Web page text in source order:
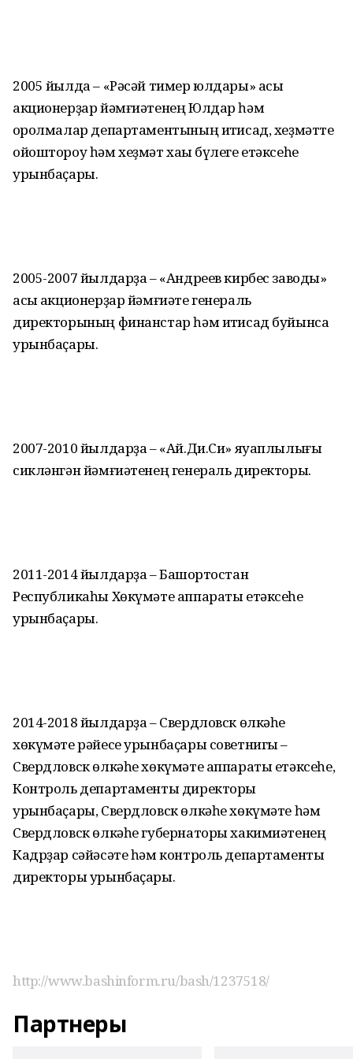
2005 йылда – «Рәсәй тимер юлдары» асыҡ
акционерҙар йәмғиәтенең Юлдар һәм
ҡоролмалар департаментының иҡтисад, хеҙмәтте
ойоштороу һәм хеҙмәт хаҡы бүлеге етәксеһе
урынбаҫары.
2005-2007 йылдарҙа – «Андреев кирбес заводы»
асыҡ акционерҙар йәмғиәте генераль
директорының финанстар һәм иҡтисад буйынса
урынбаҫары.
2007-2010 йылдарҙа – «Ай.Ди.Си» яуаплылығы
сикләнгән йәмғиәтенең генераль директоры.
2011-2014 йылдарҙа – Башҡортостан
Республикаһы Хөкүмәте аппараты етәксеһе
урынбаҫары.
2014-2018 йылдарҙа – Свердловск өлкәһе
хөкүмәте рәйесе урынбаҫары советнигы –
Свердловск өлкәһе хөкүмәте аппараты етәксеһе,
Контроль департаменты директоры
урынбаҫары, Свердловск өлкәһе хөкүмәте һәм
Свердловск өлкәһе губернаторы хакимиәтенең
Кадрҙар сәйәсәте һәм контроль департаменты
директоры урынбаҫары.
http://www.bashinform.ru/bash/1237518/
Партнеры